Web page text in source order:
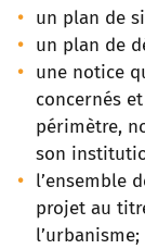
un plan de
un plan de
une notice
concernés
périmètre,
son
l’ensemble
projet au
l’urbanisme;